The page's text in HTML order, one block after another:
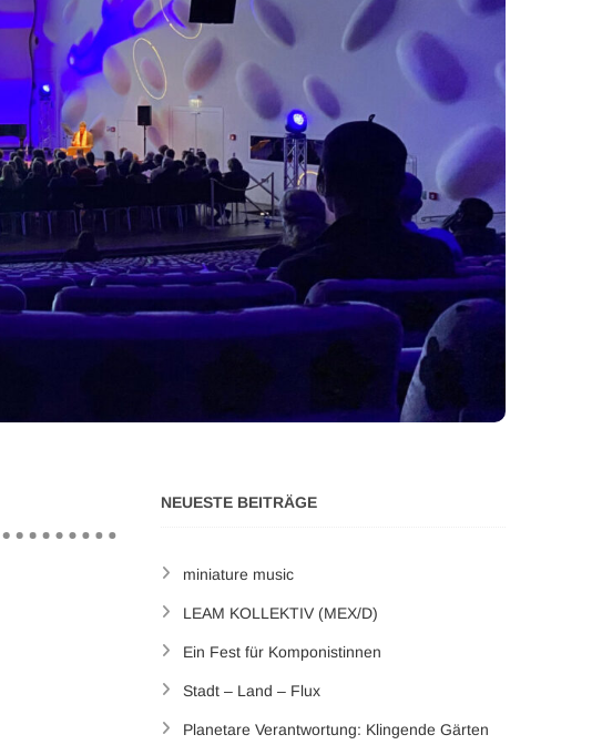
NEUESTE BEITRÄGE
miniature music
LEAM KOLLEKTIV (MEX/D)
Ein Fest für Komponistinnen
Stadt – Land – Flux
Planetare Verantwortung: Klingende Gärten